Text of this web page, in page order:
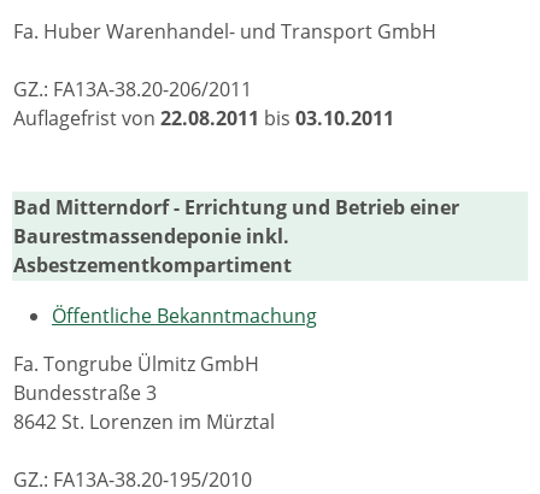
Fa. Huber Warenhandel- und Transport GmbH
GZ.: FA13A-38.20-206/2011
Auflagefrist von 22.08.2011 bis 03.10.2011
Bad Mitterndorf - Errichtung und Betrieb einer
Baurestmassendeponie inkl.
Asbestzementkompartiment
Öffentliche Bekanntmachung
Fa. Tongrube Ülmitz GmbH
Bundesstraße 3
8642 St. Lorenzen im Mürztal
GZ.: FA13A-38.20-195/2010